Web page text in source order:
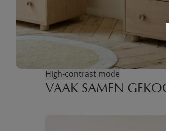
High-contrast mode
VAAK SAMEN